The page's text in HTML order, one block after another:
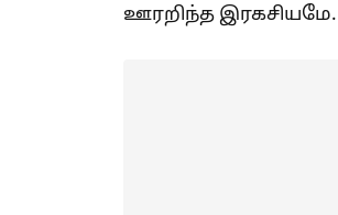
ஊரறிந்த இரகசியமே.